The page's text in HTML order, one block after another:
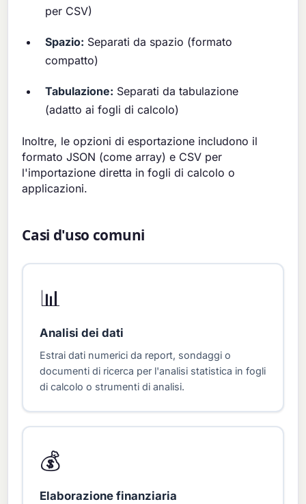
per CSV)
Spazio: Separati da spazio (formato
compatto)
Tabulazione: Separati da tabulazione
(adatto ai fogli di calcolo)
Inoltre, le opzioni di esportazione includono il
formato JSON (come array) e CSV per
l'importazione diretta in fogli di calcolo o
applicazioni.
Casi d'uso comuni
📊
Analisi dei dati
Estrai dati numerici da report, sondaggi o
documenti di ricerca per l'analisi statistica in fogli
di calcolo o strumenti di analisi.
💰
Elaborazione finanziaria